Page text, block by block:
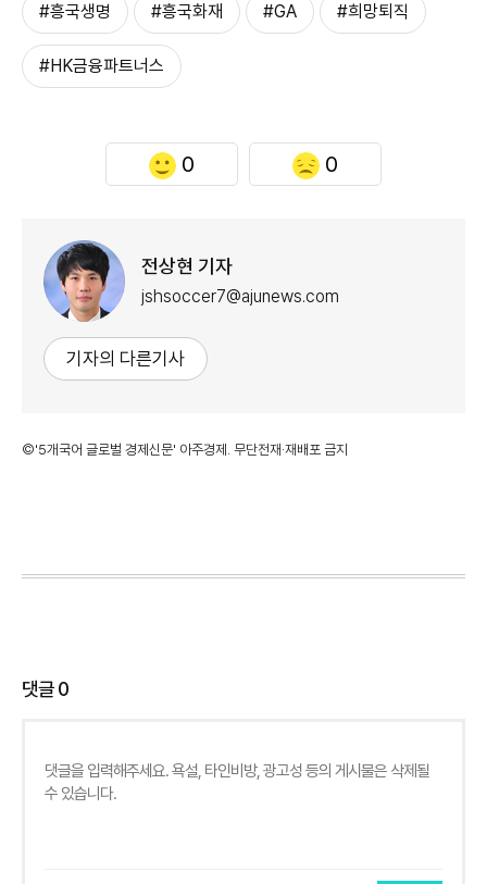
#흥국생명 #흥국화재 #GA #희망퇴직
#HK금융파트너스
0 0
전상현 기자
jshsoccer7@ajunews.com
기자의 다른기사
©'5개국어 글로벌 경제신문' 아주경제. 무단전재·재배포 금지
댓글0